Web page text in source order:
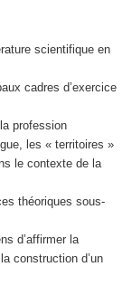
scientifique en
cadres d’exercice
profession
les « territoires »
le contexte de la
théoriques sous-
d’affirmer la
construction d’un